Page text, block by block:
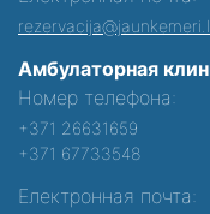
Амбулаторная
Номер телефона:
+371 26631659
+371 67733548
Електронная почта: